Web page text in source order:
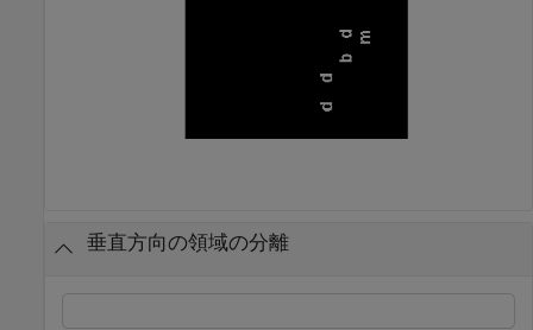
垂直方向の領域の分離